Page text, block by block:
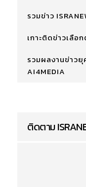
รวมข่าว
เกาะติดข่าวเลือ
รวมผลงานข่าว
AI4MEDIA
ติดตาม